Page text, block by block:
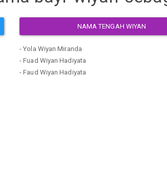
NAMA TENGAH WIYAN
- Yola Wiyan Miranda
- Fuad Wiyan Hadiyata
- Faud Wiyan Hadiyata